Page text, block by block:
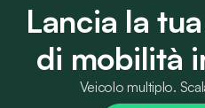
Lancia la
di mobilità
Veicolo multiplo.